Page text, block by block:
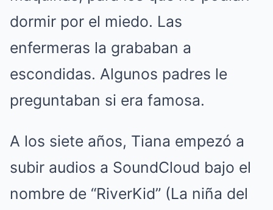
dormir por el miedo. Las
enfermeras la grababan a
escondidas. Algunos padres le
preguntaban si era famosa.
A los siete años, Tiana empezó a
subir audios a SoundCloud bajo el
nombre de “RiverKid” (La niña del